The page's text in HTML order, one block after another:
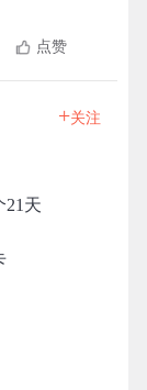
点赞
+关注
21天